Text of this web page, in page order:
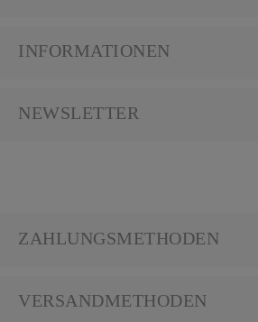
INFORMATIONEN
NEWSLETTER
ZAHLUNGSMETHODEN
VERSANDMETHODEN